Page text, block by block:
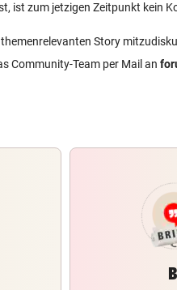
ist zum jetzigen Zeitpunkt kein
Story
Community-Team per Mail an